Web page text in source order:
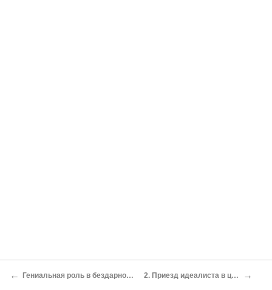
← Гениальная роль в бездарной пьесе 2. Приезд идеалиста в цинизм →